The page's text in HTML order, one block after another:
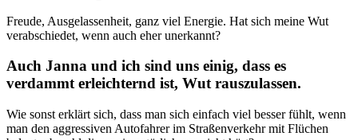
Freude, Ausgelassenheit, ganz viel Energie. Hat sich meine Wut
verabschiedet, wenn auch eher unerkannt?
Auch Janna und ich sind uns einig, dass es
verdammt erleichternd ist, Wut rauszulassen.
Wie sonst erklärt sich, dass man sich einfach viel besser fühlt, wenn
man den aggressiven Autofahrer im Straßenverkehr mit Flüchen